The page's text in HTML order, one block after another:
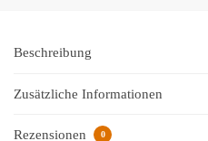
Beschreibung
Zusätzliche Informationen
Rezensionen 0